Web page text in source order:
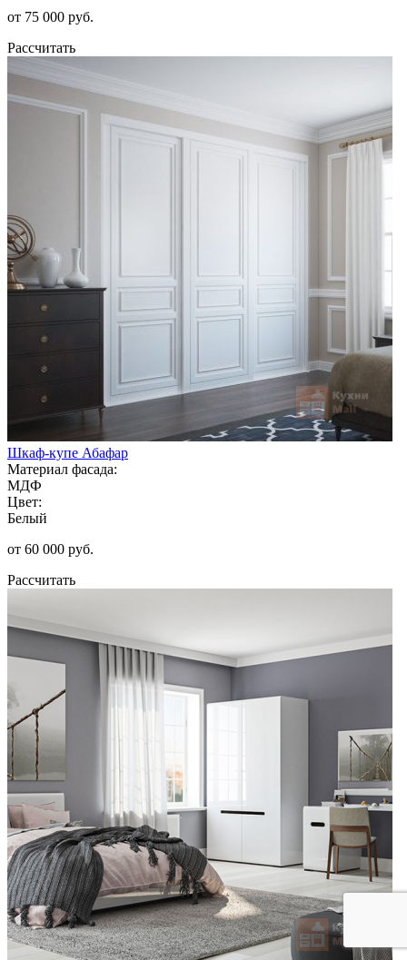
от 75 000 руб.
Рассчитать
Шкаф-купе Абафар
Материал фасада:
МДФ
Цвет:
Белый
от 60 000 руб.
Рассчитать